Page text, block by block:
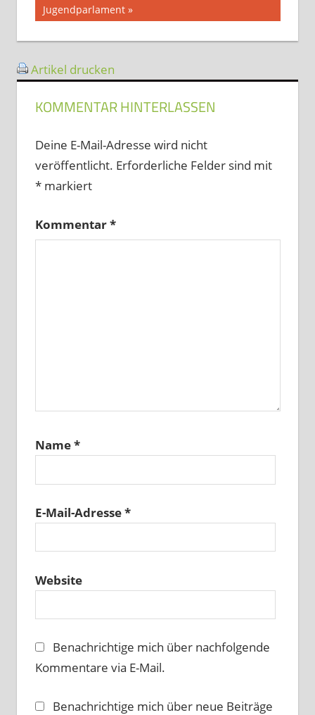
Beitrag:
Jugendparlament
Artikel drucken
KOMMENTAR HINTERLASSEN
Deine E-Mail-Adresse wird nicht
veröffentlicht. Erforderliche Felder sind mit
*markiert
Kommentar*
Name*
E-Mail-Adresse*
Website
Benachrichtige mich über nachfolgende
Kommentare via E-Mail.
Benachrichtige mich über neue Beiträge